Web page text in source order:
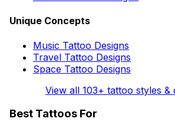
Unique Concepts
Music Tattoo Designs
Travel Tattoo Designs
Space Tattoo Designs
View all 103+ tattoo styles &
Best Tattoos For